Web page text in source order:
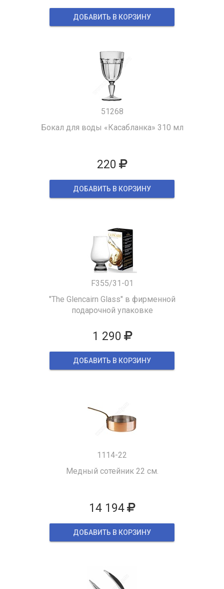
ДОБАВИТЬ В КОРЗИНУ
51268
Бокал для воды «Касабланка» 310 мл
220
ДОБАВИТЬ В КОРЗИНУ
F355/31-01
"The Glencairn Glass" в фирменной
подарочной упаковке
1 290
ДОБАВИТЬ В КОРЗИНУ
1114-22
Медный сотейник 22 см.
14 194
ДОБАВИТЬ В КОРЗИНУ